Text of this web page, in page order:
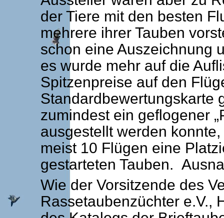
der Tiere mit den besten
mehrere ihrer Tauben
schon eine Auszeichnung
es wurde mehr auf die
Spitzenpreise auf den
Standardbewertungskarte
zumindest ein geflogener
ausgestellt werden
meist 10 Flügen eine
gestarteten Tauben.
Wie der Vorsitzende des
Rassetaubenzüchter e.V.,